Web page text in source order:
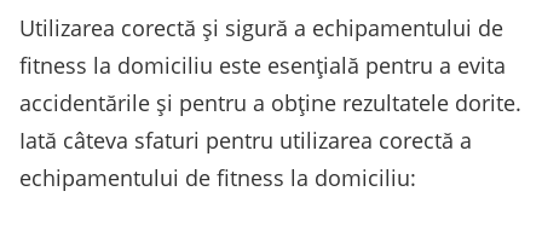
Utilizarea corectă și sigură a echipamentului de
fitness la domiciliu este esențială pentru a evita
accidentările și pentru a obține rezultatele dorite.
Iată câteva sfaturi pentru utilizarea corectă a
echipamentului de fitness la domiciliu: